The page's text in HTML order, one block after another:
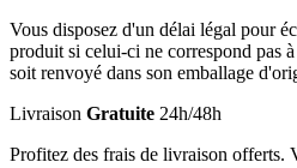
Vous disposez d'un délai légal pour
produit si celui-ci ne correspond pas
soit renvoyé dans son emballage
Livraison Gratuite 24h/48h
Profitez des frais de livraison offerts.